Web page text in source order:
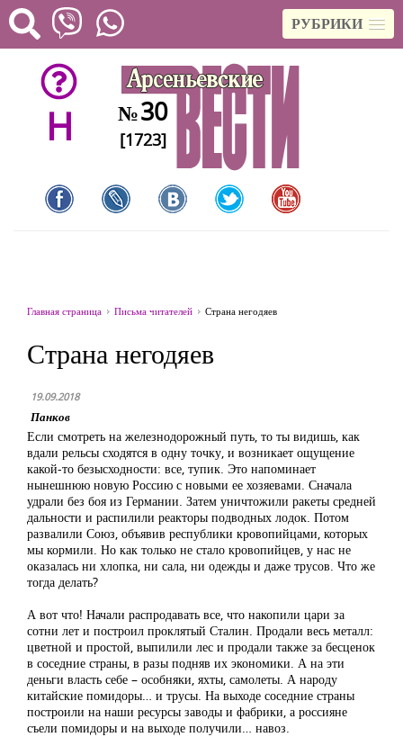
РУБРИКИ
H №30
[1723]
Главная страница Письма читателей Страна негодяев
Страна негодяев
19.09.2018
Панков
Если смотреть на железнодорожный путь, то ты видишь, как
вдали рельсы сходятся в одну точку, и возникает ощущение
какой-то безысходности: все, тупик. Это напоминает
нынешнюю новую Россию с новыми ее хозяевами. Сначала
удрали без боя из Германии. Затем уничтожили ракеты средней
дальности и распилили реакторы подводных лодок. Потом
развалили Союз, объявив республики кровопийцами, которых
мы кормили. Но как только не стало кровопийцев, у нас не
оказалась ни хлопка, ни сала, ни одежды и даже трусов. Что же
тогда делать?
А вот что! Начали распродавать все, что накопили цари за
сотни лет и построил проклятый Сталин. Продали весь металл:
цветной и простой, выпилили лес и продали также за бесценок
в соседние страны, в разы подняв их экономики. А на эти
деньги власть себе – особняки, яхты, самолеты. А народу
китайские помидоры… и трусы. На выходе соседние страны
построили на наши ресурсы заводы и фабрики, а россияне
съели помидоры и на выходе получили… навоз.